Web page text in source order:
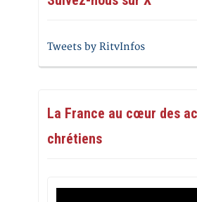
Tweets by RitvInfos
La France au cœur des
chrétiens